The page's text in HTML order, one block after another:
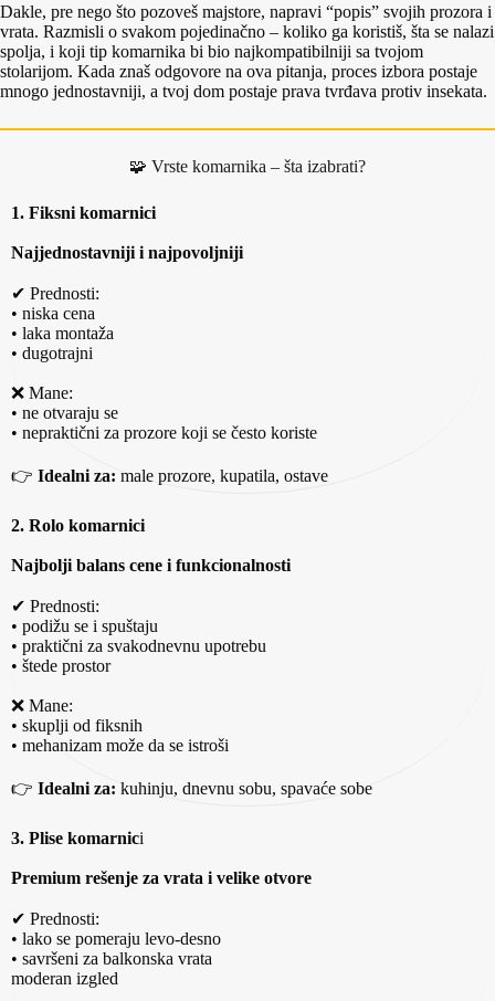
Dakle, pre nego što pozoveš majstore, napravi “popis” svojih prozora i
vrata. Razmisli o svakom pojedinačno – koliko ga koristiš, šta se nalazi
spolja, i koji tip komarnika bi bio najkompatibilniji sa tvojom
stolarijom. Kada znaš odgovore na ova pitanja, proces izbora postaje
mnogo jednostavniji, a tvoj dom postaje prava tvrđava protiv insekata.
🧩 Vrste komarnika – šta izabrati?
1. Fiksni komarnici
Najjednostavniji i najpovoljniji
✔ Prednosti:
• niska cena
• laka montaža
• dugotrajni
❌ Mane:
• ne otvaraju se
• nepraktični za prozore koji se često koriste
👉 Idealni za: male prozore, kupatila, ostave
2. Rolo komarnici
Najbolji balans cene i funkcionalnosti
✔ Prednosti:
• podižu se i spuštaju
• praktični za svakodnevnu upotrebu
• štede prostor
❌ Mane:
• skuplji od fiksnih
• mehanizam može da se istroši
👉 Idealni za: kuhinju, dnevnu sobu, spavaće sobe
3. Plise komarnici
Premium rešenje za vrata i velike otvore
✔ Prednosti:
• lako se pomeraju levo-desno
• savršeni za balkonska vrata
moderan izgled